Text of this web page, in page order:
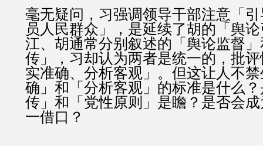
毫无疑问，习强调领导干部注意「
员人民群众」，是延续了胡的「舆
江、胡通常分别叙述的「舆论监督
传」，习却认为两者是统一的，批
实准确、分析客观」。但这让人不
确」和「分析客观」的标准是什么
传」和「党性原则」是瞻？是否会
一借口？